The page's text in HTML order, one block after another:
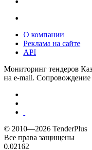
О компании
Реклама на сайте
API
Мониторинг тендеров
на e-mail. Сопровождение
© 2010—2026 TenderPlus
Все права защищены
0.02162